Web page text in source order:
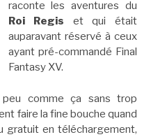
raconte les aventures du
Roi Regis et qui était
auparavant réservé à ceux
ayant pré-commandé Final
Fantasy XV.
comme ça sans trop
faire la fine bouche quand
gratuit en téléchargement,